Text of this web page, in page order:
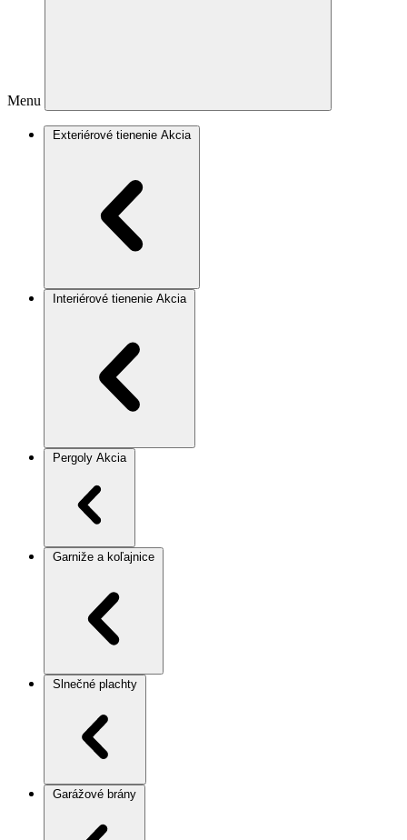
Menu
Exteriérové tienenie Akcia
Interiérové tienenie Akcia
Pergoly Akcia
Garniže a koľajnice
Slnečné plachty
Garážové brány